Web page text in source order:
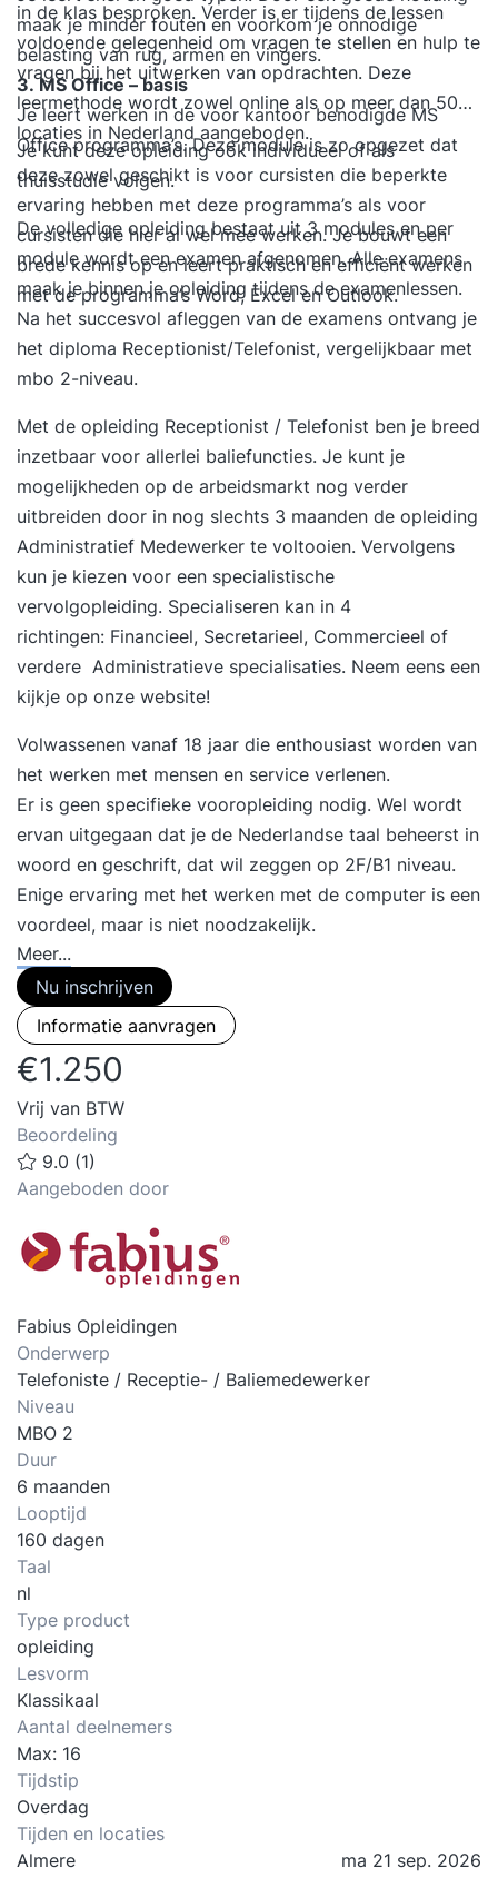
maak je minder fouten en voorkom je onnodige
belasting van rug, armen en vingers.
3. MS Office – basis
Je leert werken in de voor kantoor benodigde MS
Office programma’s. Deze module is zo opgezet dat
deze zowel geschikt is voor cursisten die beperkte
ervaring hebben met deze programma’s als voor
cursisten die hier al wel mee werken. Je bouwt een
brede kennis op en leert praktisch en efficiënt werken
met de programma’s Word, Excel en Outlook.
in de klas besproken. Verder is er tijdens de lessen
voldoende gelegenheid om vragen te stellen en hulp te
vragen bij het uitwerken van opdrachten. Deze
leermethode wordt zowel online als op meer dan 50
locaties in Nederland aangeboden.
Je kunt deze opleiding ook individueel of als
thuisstudie volgen.
De volledige opleiding bestaat uit 3 modules en per
module wordt een examen afgenomen. Alle examens
maak je binnen je opleiding tijdens de examenlessen.
Na het succesvol afleggen van de examens ontvang je
het diploma Receptionist/Telefonist, vergelijkbaar met
mbo 2-niveau.
Met de opleiding Receptionist / Telefonist ben je breed
inzetbaar voor allerlei baliefuncties. Je kunt je
mogelijkheden op de arbeidsmarkt nog verder
uitbreiden door in nog slechts 3 maanden de opleiding
Administratief Medewerker te voltooien. Vervolgens
kun je kiezen voor een specialistische
vervolgopleiding. Specialiseren kan in 4
richtingen: Financieel, Secretarieel, Commercieel of
verdere Administratieve specialisaties. Neem eens een
kijkje op onze website!
Volwassenen vanaf 18 jaar die enthousiast worden van
het werken met mensen en service verlenen.
Er is geen specifieke vooropleiding nodig. Wel wordt
ervan uitgegaan dat je de Nederlandse taal beheerst in
woord en geschrift, dat wil zeggen op 2F/B1 niveau.
Enige ervaring met het werken met de computer is een
voordeel, maar is niet noodzakelijk.
Meer...
Nu inschrijven
Informatie aanvragen
€1.250
Vrij van BTW
Beoordeling
9.0 (1)
Aangeboden door
Fabius Opleidingen
Onderwerp
Telefoniste / Receptie- / Baliemedewerker
Niveau
MBO 2
Duur
6 maanden
Looptijd
160 dagen
Taal
nl
Type product
opleiding
Lesvorm
Klassikaal
Aantal deelnemers
Max: 16
Tijdstip
Overdag
Tijden en locaties
Almere
ma 21 sep. 2026